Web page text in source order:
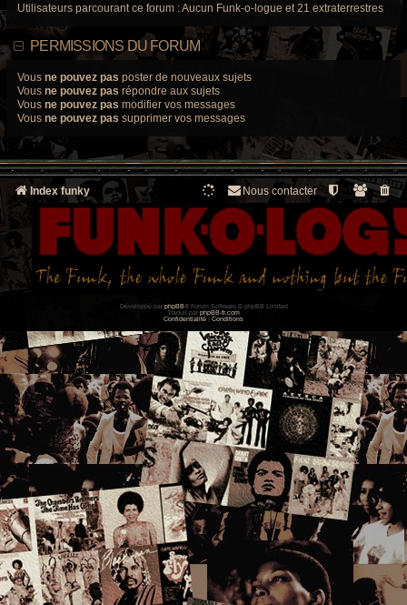
Utilisateurs parcourant ce forum : Aucun Funk-o-logue et 21 extraterrestres
PERMISSIONS DU FORUM
Vous ne pouvez pas poster de nouveaux sujets
Vous ne pouvez pas répondre aux sujets
Vous ne pouvez pas modifier vos messages
Vous ne pouvez pas supprimer vos messages
Index funky Nous contacter
Développé par phpBB® Forum Software © phpBB Limited
Traduit par phpBB-fr.com
Confidentialité
Conditions